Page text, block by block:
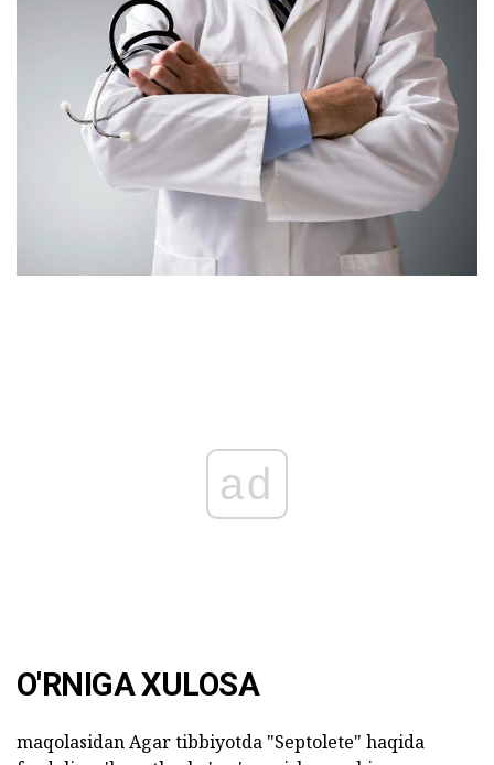
ad
O'RNIGA XULOSA
maqolasidan Agar tibbiyotda "Septolete" haqida